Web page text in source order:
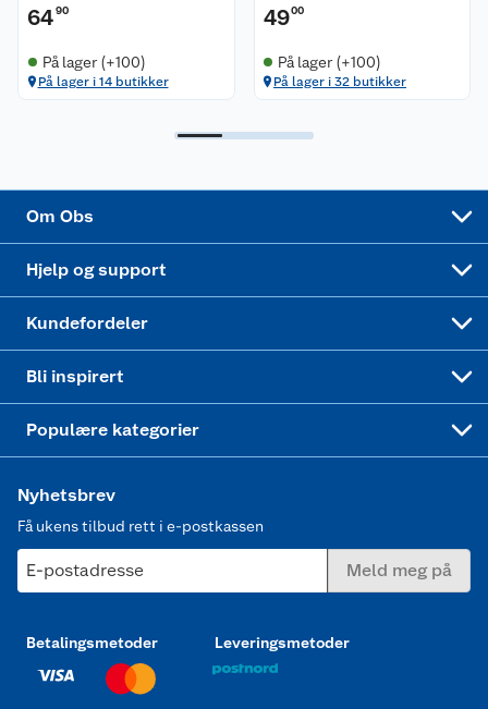
6490
På lager (+100)
På lager i 14 butikker
4900
På lager (+100)
På lager i 32 butikker
Om Obs
Samvirkelag
Hjelp og support
Kjøpsvilkår
Kundefordeler
Klikk og hent
Bli inspirert
Festdrakter til hele familien
Populære kategorier
Hagemøbler og utemøbler
Nyhetsbrev
Få ukens tilbud rett i e-postkassen
E-postadresse Meld meg på
Betalingsmetoder Leveringsmetoder